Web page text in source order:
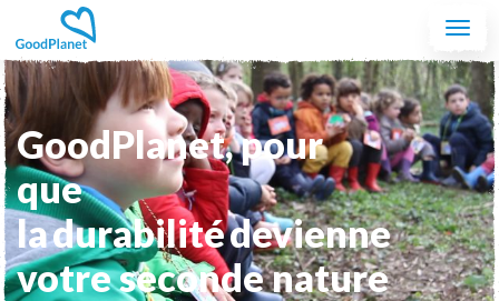
Aller au contenu principal
GoodPlanet, pour
que
la durabilité devienne
votre seconde nature